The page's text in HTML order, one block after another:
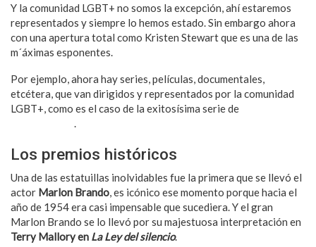
Y la comunidad LGBT+ no somos la excepción, ahí estaremos
representados y siempre lo hemos estado. Sin embargo ahora
con una apertura total como Kristen Stewart que es una de las
m´áximas esponentes.
Por ejemplo, ahora hay series, películas, documentales,
etcétera, que van dirigidos y representados por la comunidad
LGBT+, como es el caso de la exitosísima serie de
.
Los premios históricos
Una de las estatuillas inolvidables fue la primera que se llevó el
actor Marlon Brando, es icónico ese momento porque hacia el
año de 1954 era casi impensable que sucediera. Y el gran
Marlon Brando se lo llevó por su majestuosa interpretación en
Terry Mallory en La Ley del silencio.